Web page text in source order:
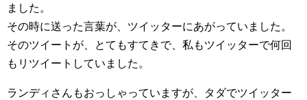
ました。
その時に送った言葉が、ツイッターにあがっていました。
そのツイートが、とてもすてきで、私もツイッターで何回
もリツイートしていました。
ランディさんもおっしゃっていますが、タダでツイッター